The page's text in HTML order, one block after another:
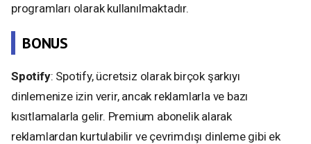
programları olarak kullanılmaktadır.
BONUS
Spotify: Spotify, ücretsiz olarak birçok şarkıyı
dinlemenize izin verir, ancak reklamlarla ve bazı
kısıtlamalarla gelir. Premium abonelik alarak
reklamlardan kurtulabilir ve çevrimdışı dinleme gibi ek